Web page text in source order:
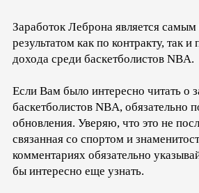
Заработок Леброна является
результатом как по контракту, так
дохода среди баскетболистов NBA.
Если Вам было интересно читать о
баскетболистов NBA, обязательно
обновления. Уверяю, что это не
связанная со спортом и
комментариях обязательно
бы интересно еще узнать.